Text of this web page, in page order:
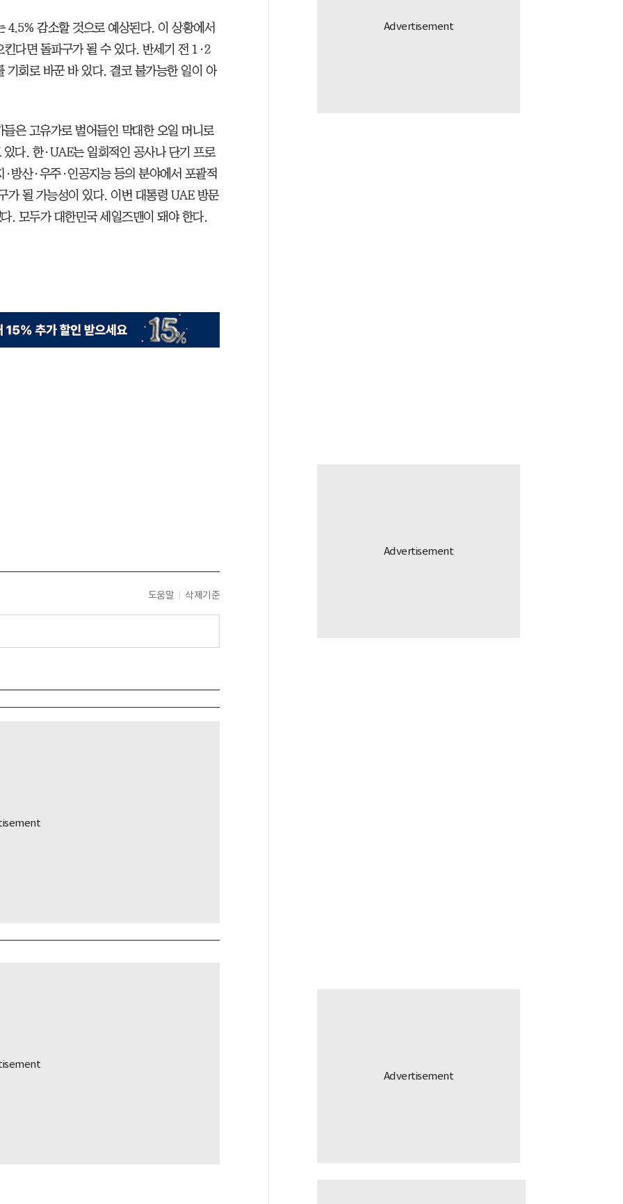
4.5% 감소할 것으로 예상된다. 이 상황에서
다면 돌파구가 될 수 있다. 반세기 전 1·2
기회로 바꾼 바 있다. 결코 불가능한 일이 아
은 고유가로 벌어들인 막대한 오일 머니로
다. 한·UAE는 일회적인 공사나 단기 프로
방산·우주·인공지능 등의 분야에서 포괄적
가 될 가능성이 있다. 이번 대통령 UAE 방문
. 모두가 대한민국 세일즈맨이 돼야 한다.
도움말 삭제기준